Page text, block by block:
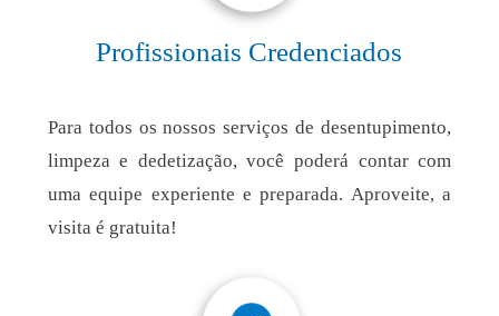
Profissionais Credenciados
Para todos os nossos serviços de desentupimento,
limpeza e dedetização, você poderá contar com
uma equipe experiente e preparada. Aproveite, a
visita é gratuita!